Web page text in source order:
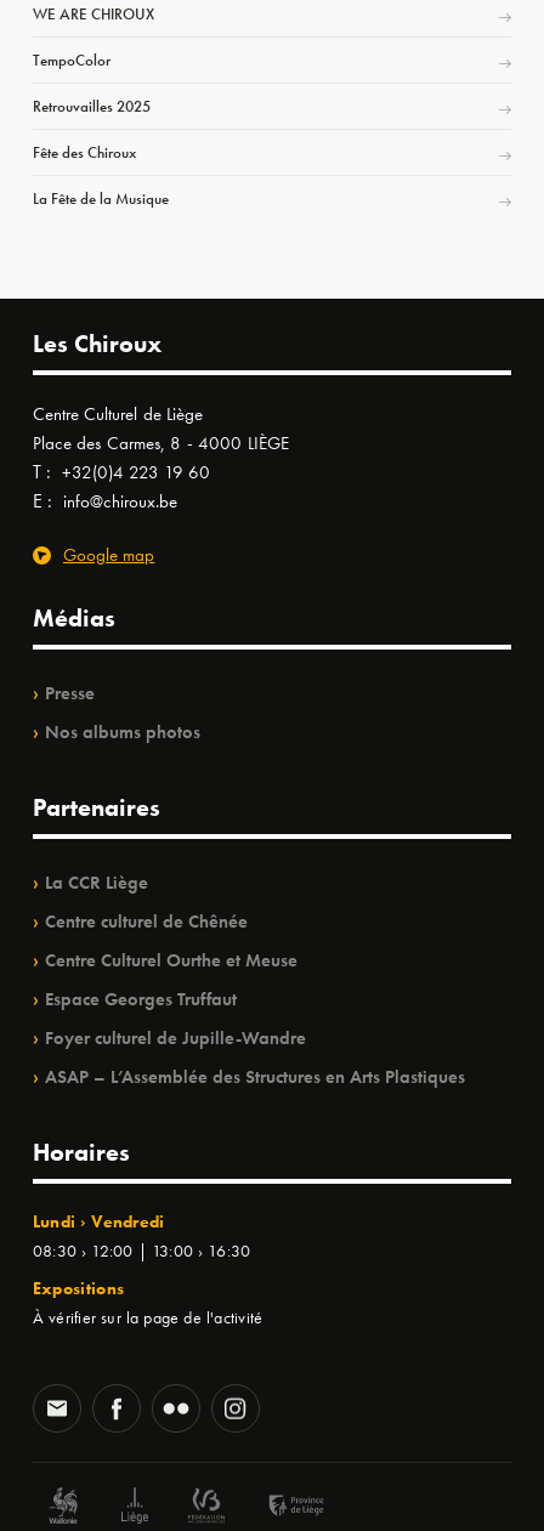
WE ARE CHIROUX
TempoColor
Retrouvailles 2025
Fête des Chiroux
La Fête de la Musique
Les Chiroux
Centre Culturel de Liège
Place des Carmes, 8 - 4000 LIÈGE
T : +32(0)4 223 19 60
E : info@chiroux.be
Google map
Médias
Presse
Nos albums photos
Partenaires
La CCR Liège
Centre culturel de Chênée
Centre Culturel Ourthe et Meuse
Espace Georges Truffaut
Foyer culturel de Jupille-Wandre
ASAP – L’Assemblée des Structures en Arts Plastiques
Horaires
Lundi › Vendredi
08:30 › 12:00 | 13:00 › 16:30
Expositions
À vérifier sur la page de l'activité